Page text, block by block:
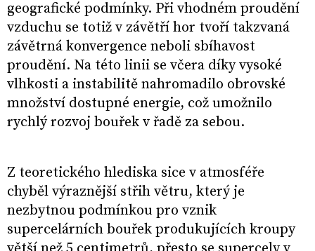
geografické podmínky. Při vhodném proudění
vzduchu se totiž v závětří hor tvoří takzvaná
závětrná konvergence neboli sbíhavost
proudění. Na této linii se včera díky vysoké
vlhkosti a instabilitě nahromadilo obrovské
množství dostupné energie, což umožnilo
rychlý rozvoj bouřek v řadě za sebou.
Z teoretického hlediska sice v atmosféře
chyběl výraznější střih větru, který je
nezbytnou podmínkou pro vznik
supercelárních bouřek produkujících kroupy